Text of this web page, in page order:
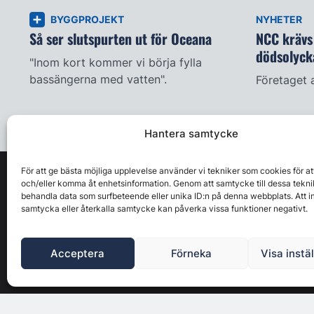
Hantera samtycke
För att ge bästa möjliga upplevelse använder vi tekniker som cookies för
och/eller komma åt enhetsinformation. Genom att samtycke till dessa
behandla data som surfbeteende eller unika ID:n på denna webbplats. Att
samtycka eller återkalla samtycke kan påverka vissa funktioner negativt.
Acceptera Förneka Visa
BYGGPROJEKT
Så ser slutspurten ut för Oceana
"Inom kort kommer vi börja fylla
bassängerna med vatten".
NYHETER
NCC
Företaget